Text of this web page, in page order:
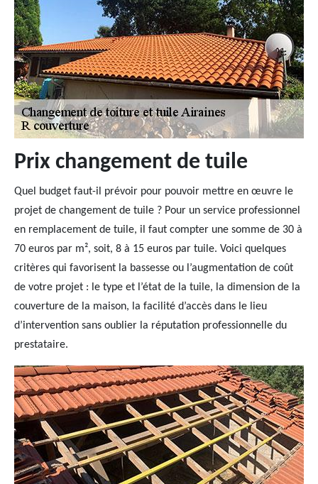
Prix changement de tuile
Quel budget faut-il prévoir pour pouvoir mettre en œuvre le
projet de changement de tuile ? Pour un service professionnel
en remplacement de tuile, il faut compter une somme de 30 à
70 euros par m², soit, 8 à 15 euros par tuile. Voici quelques
critères qui favorisent la bassesse ou l’augmentation de coût
de votre projet : le type et l’état de la tuile, la dimension de la
couverture de la maison, la facilité d’accès dans le lieu
d’intervention sans oublier la réputation professionnelle du
prestataire.